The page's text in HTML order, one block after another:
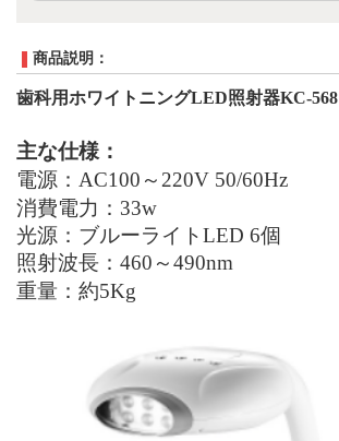
商品説明：
歯科用ホワイトニングLED照射器KC-568
主な仕様：
電源： AC100～220V 50/60Hz
消費電力： 33w
光源：ブルーライトLED 6個
照射波長： 460～490nm
重量：約5Kg